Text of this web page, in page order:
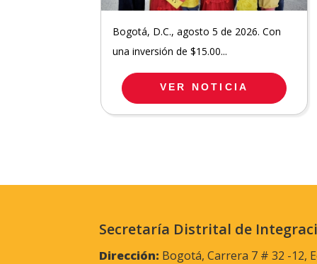
Bogotá, D.C., agosto 5 de 2026. Con
una inversión de $15.00...
VER NOTICIA
Secretaría Distrital de
Dirección: Bogotá, Carrera 7 # 32 -12,